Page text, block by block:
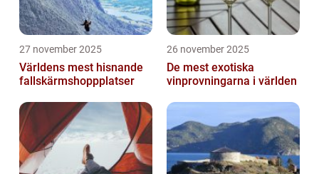
27 november 2025
Världens mest hisnande
fallskärmshoppplatser
26 november 2025
De mest exotiska
vinprovningarna i världen